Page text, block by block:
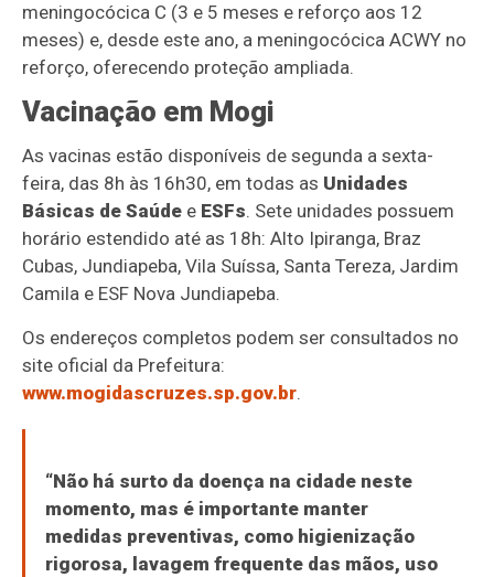
meningocócica C (3 e 5 meses e reforço aos 12
meses) e, desde este ano, a meningocócica ACWY no
reforço, oferecendo proteção ampliada.
Vacinação em Mogi
As vacinas estão disponíveis de segunda a sexta-
feira, das 8h às 16h30, em todas as Unidades
Básicas de Saúde e ESFs. Sete unidades possuem
horário estendido até as 18h: Alto Ipiranga, Braz
Cubas, Jundiapeba, Vila Suíssa, Santa Tereza, Jardim
Camila e ESF Nova Jundiapeba.
Os endereços completos podem ser consultados no
site oficial da Prefeitura:
www.mogidascruzes.sp.gov.br.
“Não há surto da doença na cidade neste
momento, mas é importante manter
medidas preventivas, como higienização
rigorosa, lavagem frequente das mãos, uso